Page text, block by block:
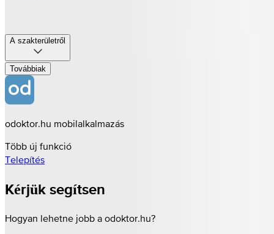
A szakterületről
Továbbiak
odoktor.hu mobilalkalmazás
Több új funkció
Telepítés
Kérjük segítsen
Hogyan lehetne jobb a odoktor.hu?